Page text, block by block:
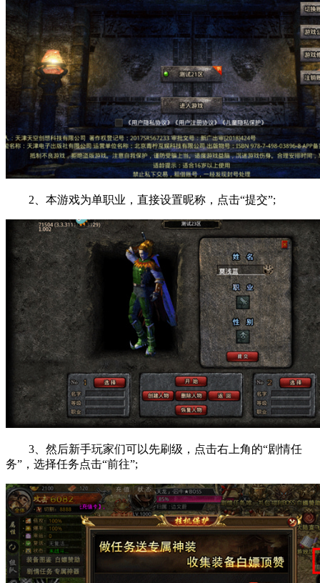
2、本游戏为单职业，直接设置昵称，点击“提交”;
3、然后新手玩家们可以先刷级，点击右上角的“剧情任
务”，选择任务点击“前往”;